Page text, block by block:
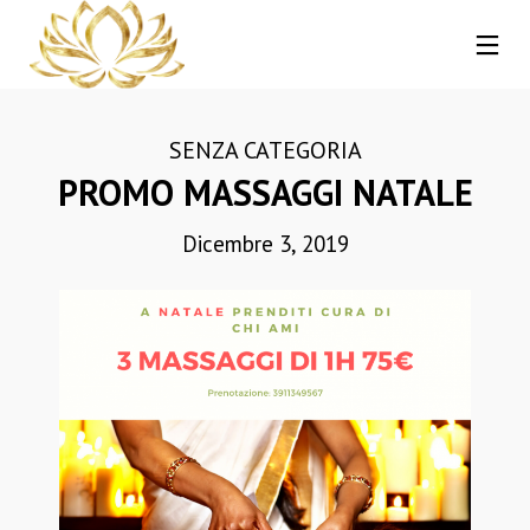
13
REIKI A CATANIA: COS’È,
PERCHÉ PUÒ
TRASFORMARE LA TUA
VITA
30
SENZA CATEGORIA
PROMO MASSAGGI NATALE
Dicembre 3, 2019